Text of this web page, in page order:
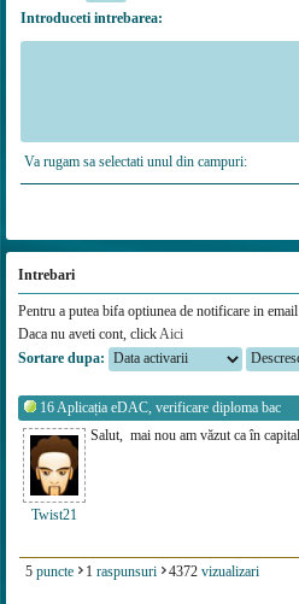
Introduceti intrebarea:
Va rugam sa selectati unul din campuri:
Intrebari
Pentru a putea bifa optiunea de notificare in
Daca nu aveti cont, clickAici
Sortare dupa:
16 Aplicația eDAC, verificare diploma bac
Twist21
Salut, mai nou am văzut ca în
5 puncte 1 raspunsuri 4372 vizualizari